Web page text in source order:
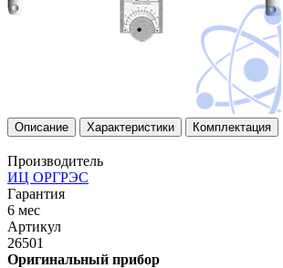
Описание Характеристики Комплектация
Производитель
ИЦ ОРГРЭС
Гарантия
6 мес
Артикул
26501
Оригинальный прибор